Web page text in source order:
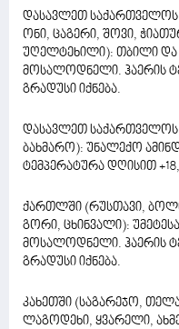
დასავლეთ საქართველოს
ონი, ცაგერი, შოვი,
უღელტეხილი): თბილი და
მოსალოდნელი. ჰაერის
გრადუსი იქნება.
დასავლეთ საქართველოს
ბახმარო): უნალექო
ტემპერატურა დღისით
ქართლში (რუსთავი,
გორი, ცხინვალი):
მოსალოდნელი. ჰაერის
გრადუსი იქნება.
კახეთში (საგარეჯო,
ლაგოდეხი, ყვარელი,